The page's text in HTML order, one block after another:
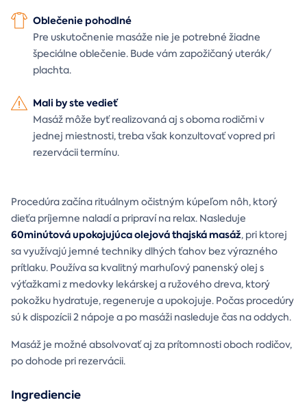
Oblečenie pohodlné
Pre uskutočnenie masáže nie je potrebné žiadne
špeciálne oblečenie. Bude vám zapožičaný uterák/
plachta.
Mali by ste vedieť
Masáž môže byť realizovaná aj s oboma rodičmi v
jednej miestnosti, treba však konzultovať vopred pri
rezervácii termínu.
Procedúra začína rituálnym očistným kúpeľom nôh, ktorý
dieťa príjemne naladí a pripraví na relax. Nasleduje
60minútová upokojujúca olejová thajská masáž, pri ktorej
sa využívajú jemné techniky dlhých ťahov bez výrazného
prítlaku. Používa sa kvalitný marhuľový panenský olej s
výťažkami z medovky lekárskej a ružového dreva, ktorý
pokožku hydratuje, regeneruje a upokojuje. Počas procedúry
sú k dispozícii 2 nápoje a po masáži nasleduje čas na oddych.
Masáž je možné absolvovať aj za prítomnosti oboch rodičov,
po dohode pri rezervácii.
Ingrediencie